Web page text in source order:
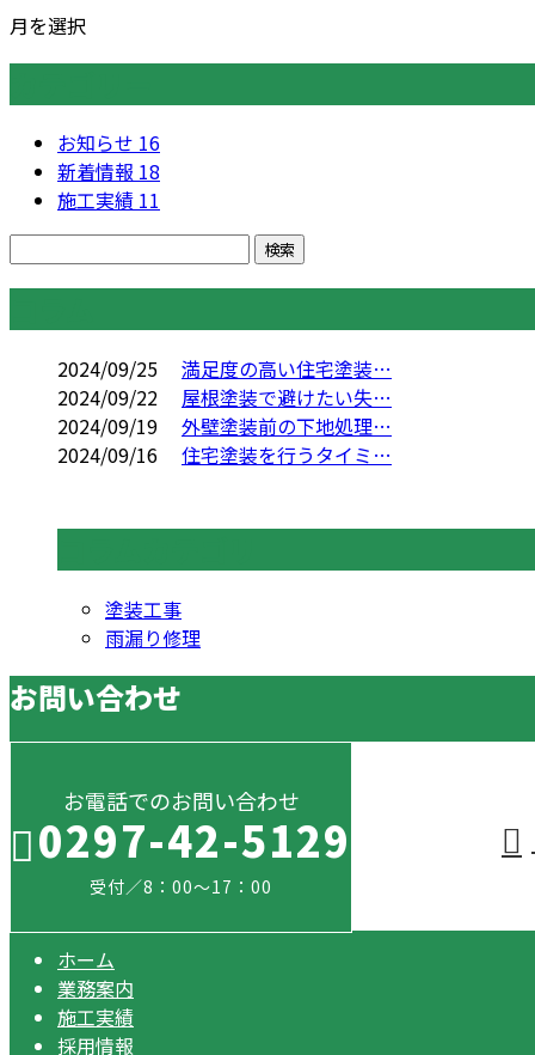
月を選択
お知らせ 16
新着情報 18
施工実績 11
2024/09/25
満足度の高い住宅塗装…
2024/09/22
屋根塗装で避けたい失…
2024/09/19
外壁塗装前の下地処理…
2024/09/16
住宅塗装を行うタイミ…
塗装工事
雨漏り修理
お問い合わせ
お電話でのお問い合わせ
0297-42-5129
受付／8：00～17：00
ホーム
業務案内
施工実績
採用情報